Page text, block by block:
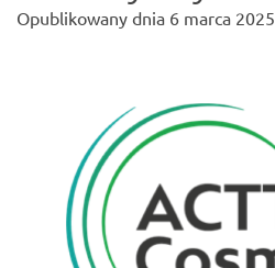
Opublikowany dnia 6 marca 2025